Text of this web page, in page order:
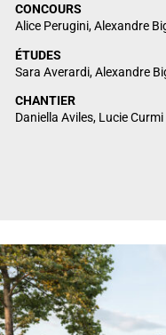
CONCOURS
Alice Perugini, Alexandre
ÉTUDES
Sara Averardi, Alexandre
CHANTIER
Daniella Aviles, Lucie Curmi